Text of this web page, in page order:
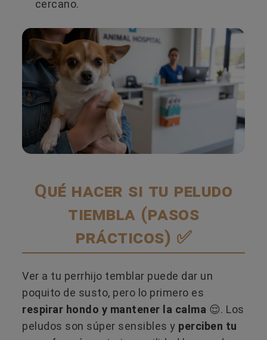
cercano.
Qué hacer si tu peludo
tiembla (pasos
prácticos) ✅
Ver a tu perrhijo temblar puede dar un
poquito de susto, pero lo primero es
respirar hondo y mantener la calma 😌. Los
peludos son súper sensibles y perciben tu